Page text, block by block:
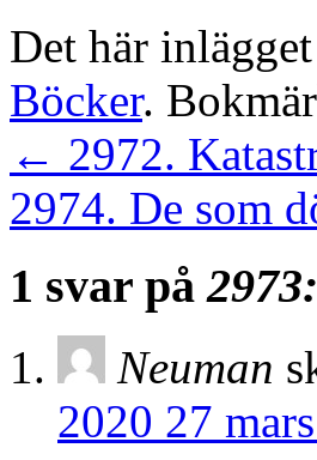
Det här
Böcker.
← 2972.
2974. De som
1 svar på
Neuman
2020 27